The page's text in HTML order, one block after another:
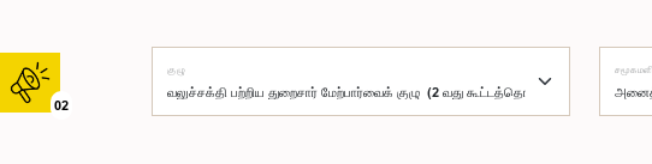
02
குழு